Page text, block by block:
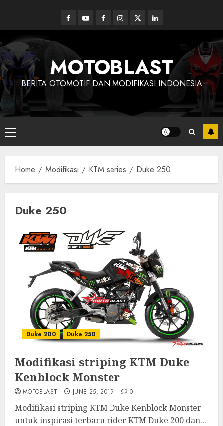
content
Facebook
YoutubeFacebookInstagram
Twitterlinkedin
MOTOBLAST
BERITA OTOMOTIF DAN MODIFIKASI INDONESIA
Primary
Menu
Home Modifikasi KTM series Duke 250
Duke 250
Duke 200 Duke 250
Modifikasi striping KTM Duke
Kenblock Monster
MOTOBLAST JUNE 25, 2019 0
Modifikasi striping KTM Duke Kenblock Monster
untuk inspirasi terbaru rider KTM Duke 200 dan...